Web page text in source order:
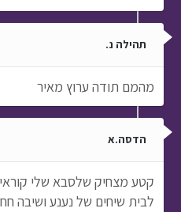
תהילה נ.
מהמם תודה ערוץ מאיר
הדסה.א
קטע מצחיק שלסבא שלי
לבית שיחים של נענע ושיבה